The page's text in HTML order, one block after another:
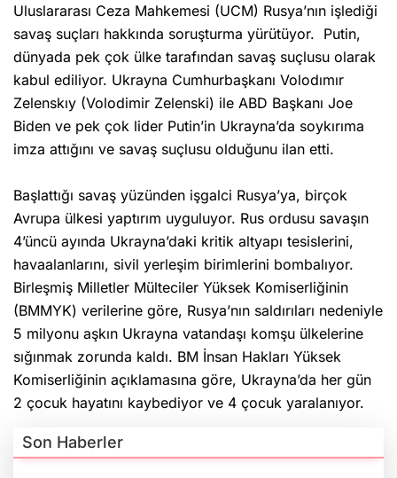
Uluslararası Ceza Mahkemesi (UCM) Rusya’nın işlediği
savaş suçları hakkında soruşturma yürütüyor. Putin,
dünyada pek çok ülke tarafından savaş suçlusu olarak
kabul ediliyor. Ukrayna Cumhurbaşkanı Volodımır
Zelenskıy (Volodimir Zelenski) ile ABD Başkanı Joe
Biden ve pek çok lider Putin’in Ukrayna’da soykırıma
imza attığını ve savaş suçlusu olduğunu ilan etti.
Başlattığı savaş yüzünden işgalci Rusya’ya, birçok
Avrupa ülkesi yaptırım uyguluyor. Rus ordusu savaşın
4’üncü ayında Ukrayna’daki kritik altyapı tesislerini,
havaalanlarını, sivil yerleşim birimlerini bombalıyor.
Birleşmiş Milletler Mülteciler Yüksek Komiserliğinin
(BMMYK) verilerine göre, Rusya’nın saldırıları nedeniyle
5 milyonu aşkın Ukrayna vatandaşı komşu ülkelerine
sığınmak zorunda kaldı. BM İnsan Hakları Yüksek
Komiserliğinin açıklamasına göre, Ukrayna’da her gün
2 çocuk hayatını kaybediyor ve 4 çocuk yaralanıyor.
Son Haberler